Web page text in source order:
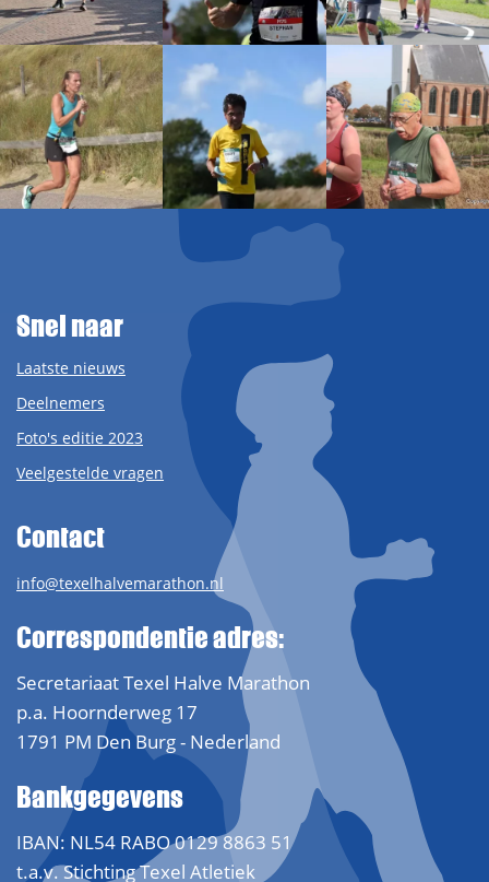
Snel naar
Laatste nieuws
Deelnemers
Foto's editie 2023
Veelgestelde vragen
Contact
info@texelhalvemarathon.nl
Correspondentie adres:
Secretariaat Texel Halve Marathon
p.a. Hoornderweg 17
1791 PM Den Burg - Nederland
Bankgegevens
IBAN: NL54 RABO 0129 8863 51
t.a.v. Stichting Texel Atletiek